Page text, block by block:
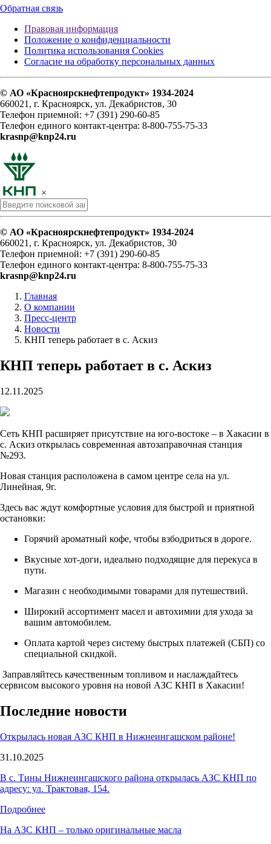
Обратная связь
Правовая информация
Положение о конфиденциальности
Политика использования Cookies
Согласие на обработку персональных данных
© АО «Красноярскнефтепродукт» 1934-2024
660021, г. Красноярск, ул. Декабристов, 30
Телефон приемной: +7 (391) 290-60-85
Телефон единого контакт-центра: 8-800-755-75-33
krasnp@knp24.ru
×
© АО «Красноярскнефтепродукт» 1934-2024
660021, г. Красноярск, ул. Декабристов, 30
Телефон приемной: +7 (391) 290-60-85
Телефон единого контакт-центра: 8-800-755-75-33
krasnp@knp24.ru
Главная
О компании
Пресс-центр
Новости
КНП теперь работает в с. Аскиз
КНП теперь работает в с. Аскиз
12.11.2025
Сеть КНП расширяет присутствие на юго-востоке – в Хакасии в
с. Аскиз открылась современная автозаправочная станция
№293.
Новая станция расположена в самом центре села на ул.
Линейная, 9г.
Здесь вас ждут комфортные условия для быстрой и приятной
остановки:
Горячий ароматный кофе, чтобы взбодриться в дороге.
Вкусные хот-доги, идеально подходящие для перекуса в
пути.
Магазин с необходимыми товарами для путешествий.
Широкий ассортимент масел и автохимии для ухода за
вашим автомобилем.
Оплата картой через систему быстрых платежей (СБП) со
специальной скидкой.
Заправляйтесь качественным топливом и наслаждайтесь
сервисом высокого уровня на новой АЗС КНП в Хакасии!
Последние новости
Открылась новая АЗС КНП в Нижнеингашском районе!
31.10.2025
В с. Тины Нижнеингашского района открылась АЗС КНП по
адресу: ул. Трактовая, 154.
Подробнее
На АЗС КНП – только оригинальные масла